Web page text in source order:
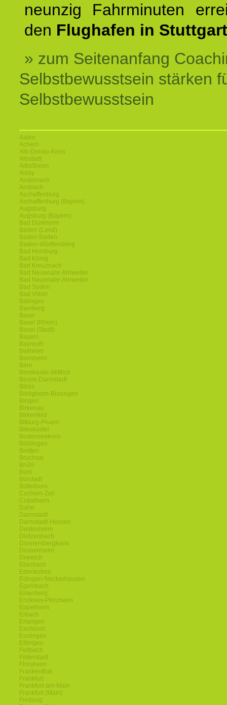
neunzig Fahrminuten
den Flughafen in
» zum Seitenanfang
Selbstbewusstsein stärken
Selbstbewusstsein
Aalen
Achern
Alb-Donau-Kreis
Albstadt
Altlußheim
Alzey
Andernach
Ansbach
Aschaffenburg
Aschaffenburg (Bayern)
Augsburg
Augsburg (Bayern)
Bad Dürkheim
Baden (Land)
Baden Baden
Baden-Württemberg
Bad Homburg
Bad König
Bad Kreuznach
Bad Neuenahr-Ahrweiler
Bad Neuenahr-Ahrweiler
Bad Soden
Bad Vilbel
Balingen
Bamberg
Basel
Basel (Rhein)
Basel (Stadt)
Bayern
Bayreuth
Bellheim
Bensheim
Bern
Bernkastel-Wittlich
Bezirk-Darmstadt
Biblis
Bietigheim-Bissingen
Bingen
Birkenau
Birkenfeld
Bitburg-Pruem
Blieskastel
Bodenseekreis
Böblingen
Bretten
Bruchsal
Brühl
Bühl
Bürstadt
Büttelborn
Cochem-Zell
Craislheim
Dahn
Darmstadt
Darmstadt-Hessen
Deidesheim
Dietzenbach
Donnersbergkreis
Dossenheim
Dreieich
Eberbach
Edenkoben
Edingen-Neckarhausen
Egelsbach
Eisenberg
Enzkreis-Pforzheim
Eppelheim
Erbach
Erlangen
Eschborn
Esslingen
Ettlingen
Fellbach
Filderstadt
Flörsheim
Frankenthal
Frankfurt
Frankfurt-am-Main
Frankfurt (Main)
Freiburg